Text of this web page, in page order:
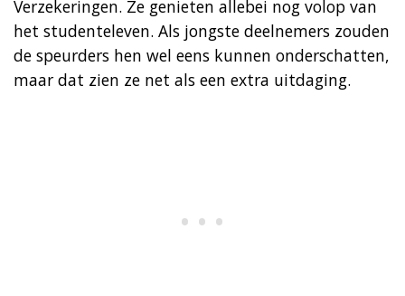
Verzekeringen. Ze genieten allebei nog volop van
het studenteleven. Als jongste deelnemers zouden
de speurders hen wel eens kunnen onderschatten,
maar dat zien ze net als een extra uitdaging.